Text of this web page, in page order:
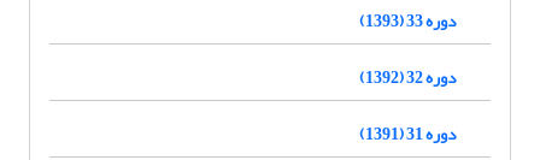
دوره 33 (1393)
دوره 32 (1392)
دوره 31 (1391)